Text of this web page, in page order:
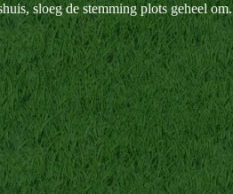
sloeg de stemming plots geheel om.